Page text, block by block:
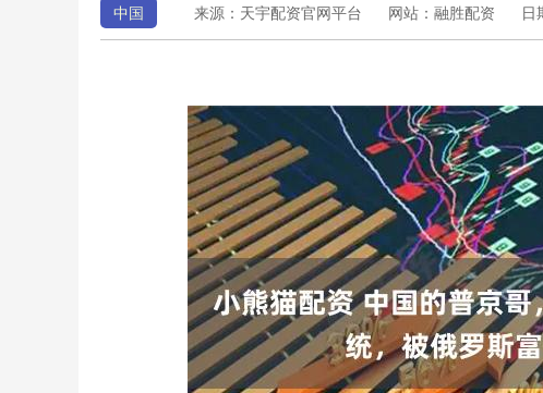
中国 来源：天宇配资官网平台 网站：融胜配资 日